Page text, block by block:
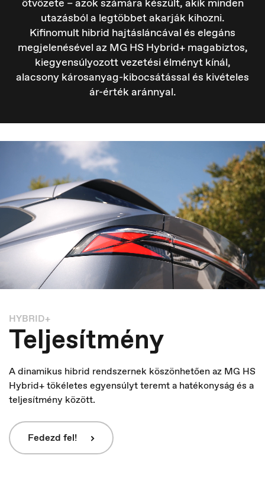
Croatia
Czech Republic
Čeština
ötvözete – azok számára készült, akik minden
utazásból a legtöbbet akarják kihozni.
Kifinomult hibrid hajtásláncával és elegáns
megjelenésével az MG HS Hybrid+ magabiztos,
kiegyensúlyozott vezetési élményt kínál,
alacsony károsanyag-kibocsátással és kivételes
ár-érték aránnyal.
HYBRID+
Teljesítmény
A dinamikus hibrid rendszernek köszönhetően az MG HS
Hybrid+ tökéletes egyensúlyt teremt a hatékonyság és a
teljesítmény között.
Fedezd fel!